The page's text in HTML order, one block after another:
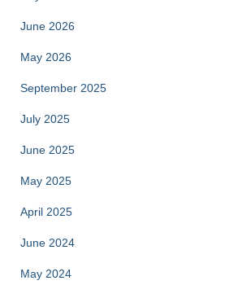
June 2026
May 2026
September 2025
July 2025
June 2025
May 2025
April 2025
June 2024
May 2024